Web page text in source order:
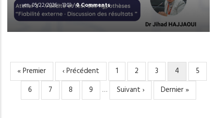
ven, 05/22/2026 - 13:03/0 Comments
PAGINATION
Première
page
« Premier
Page
précédente
‹ Précédent Page
1 Page
2 Page
3
Page
courante
4 Page
5
Page
6 Page
7 Page
8 Page
9 …
Page
suivante
Suivant ›
Dernière
page
Dernier »